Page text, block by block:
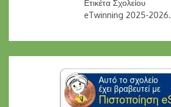
Ετικέτα Σχολείου
eTwinning 2025-2026.